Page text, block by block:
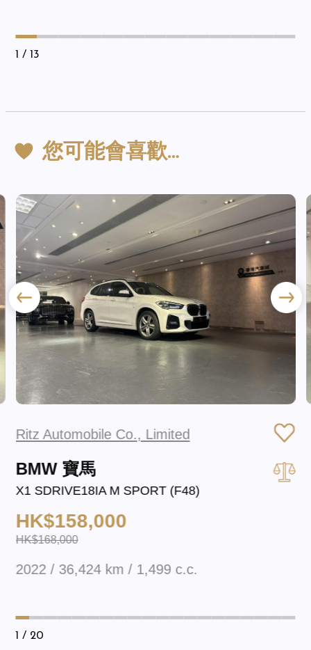
1 / 13
您可能會喜歡…
Ritz Automobile Co., Limited
BMW 寶馬
X1 SDRIVE18IA M SPORT (F48)
HK$158,000
HK$168,000
2022 / 36,424 km / 1,499 c.c.
1 / 20